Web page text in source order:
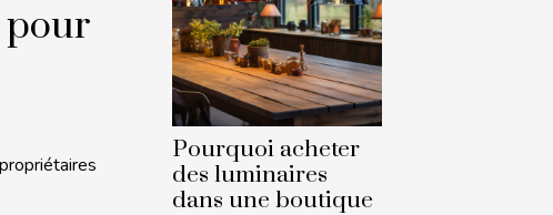
pour
Pourquoi acheter
des luminaires
dans une boutique